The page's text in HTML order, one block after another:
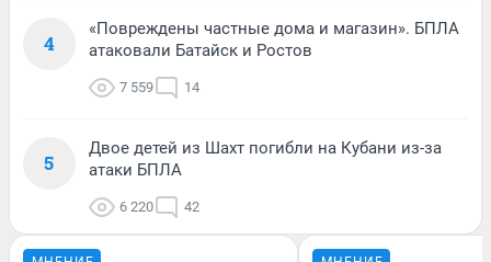
4
«Повреждены частные дома и магазин». БПЛА
атаковали Батайск и Ростов
7 559 14
5
Двое детей из Шахт погибли на Кубани из-за
атаки БПЛА
6 220 42